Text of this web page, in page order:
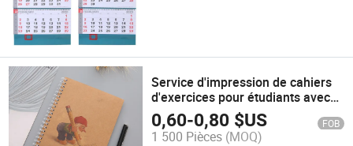
Service d'impression de cahiers
d'exercices pour étudiants avec
couverture en kraft à production
industrielle bon marché
0,60-0,80 $US FOB
1 500 Pièces (MOQ)